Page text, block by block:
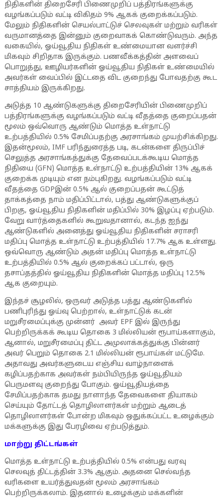
நிதிகளின் திறைசேரி பிணைமுறிப் பத்திரங்களுக்கு
வழங்கப்படும் வட்டி விகிதம் 9% ஆகக் குறைக்கப்படும்.
மேலும் நிதிகளின் செயல்பாட்டுச் செலவுகள் மற்றும் வரிகள்
வருமானத்தை இன்னும் குறைவாகக் கொண்டுவரும். அந்த
வகையில், ஓய்வூதிய நிதிகள் உண்மையான வளர்ச்சி
மிகவும் சிறிதாக இருக்கும். பணவீக்கத்தின் அளவைப்
பொறுத்து, ஊழியர்களின் ஓய்வூதிய நிதிகள் உண்மையில்
அவர்கள் வைப்பில் இட்டதை விட குறைந்து போவதற்கு கூட
சாத்தியம் இருக்கிறது.
அடுத்த 10 ஆண்டுகளுக்கு திறைசேரியின் பிணைமுறிப்
பத்திரங்களுக்கு வழங்கப்படும் வட்டி வீதத்தை குறைப்பதன்
மூலம் ஒவ்வொரு ஆண்டும் மொத்த உள்நாட்டு
உற்பத்தியில் 0.5% சேமிப்பதற்கு அரசாங்கம் முயற்சிக்கிறது.
இதன்மூலம், IMF பரிந்துரைத்த படி, கடன்களை திருப்பிச்
செலுத்த அரசாங்கத்துக்கு தேவைப்படக்கூடிய மொத்த
நிதியை (GFN) மொத்த உள்நாட்டு உற்பத்தியின் 13% ஆகக்
குறைக்க முடியும் என நம்புகிறது. வழங்கப்படும் வட்டி
வீதத்தை GDPஇன் 0.5% ஆல் குறைப்பதன் கூட்டுத்
தாக்கத்தை நாம் மதிப்பிட்டால், பத்து ஆண்டுகளுக்குப்
பிறகு, ஓய்வூதிய நிதிகளின் மதிப்பில் 30% இழப்பு ஏற்படும்.
வேறு வார்த்தைகளில் கூறுவதானால், கடந்த ஐந்து
ஆண்டுகளில் அனைத்து ஓய்வூதிய நிதிகளின் சராசரி
மதிப்பு மொத்த உள்நாட்டு உற்பத்தியில் 17.7% ஆக உள்ளது.
ஒவ்வொரு ஆண்டும் அதன் மதிப்பு மொத்த உள்நாட்டு
உற்பத்தியில் 0.5% ஆல் குறைக்கப் பட்டால், ஒரு
தசாப்தத்தில் ஓய்வூதிய நிதிகளின் மொத்த மதிப்பு 12.5%
ஆக குறையும்.
இந்தச் சூழலில், ஒருவர் அடுத்த பத்து ஆண்டுகளில்
பணிபுரிந்து ஓய்வு பெற்றால், உள்நாட்டுக் கடன்
மறுசீரமைப்புக்கு முன்னர் அவர் EPF இல் இருந்து
பெற்றிருக்கக் கூடிய தொகை 3 மில்லியன் ரூபாய்களாகும்,
ஆனால், மறுசீரமைப்பு திட்ட அமுலாக்கத்துக்கு பின்னர்
அவர் பெறும் தொகை 2.1 மில்லியன் ரூபாய்கள் மட்டுமே.
அதாவது அவர்களுடைய எஞ்சிய வாழ்நாளைக்
கழிப்பதற்காக அவர்கள் நம்பியிருந்த ஓய்வூதியம்
பெருமளவு குறைந்து போகும். ஓய்வூதியத்தை
சேமிப்பதற்காக தமது நாளாந்த தேவைகளை தியாகம்
செய்யும் தோட்டத் தொழிலாளர்கள் மற்றும் ஆடைத்
தொழிலாளர்கள் போன்ற மிகவும் ஒதுக்கப்பட்ட உழைக்கும்
மக்களுக்கு இது பேரழிவை ஏற்படுத்தும்.
மாற்று திட்டங்கள்
மொத்த உள்நாட்டு உற்பத்தியில் 0.5% என்பது வரவு
செலவுத் திட்டத்தின் 3.3% ஆகும். அதனை செல்வந்த
வரிகளை உயர்த்துவதன் மூலம் அரசாங்கம்
பெற்றிருக்கலாம். இதனால் உழைக்கும் மக்களின்